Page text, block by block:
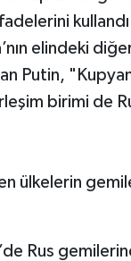
elindeki
Putin,
birimi de
ülkelerin
Rus